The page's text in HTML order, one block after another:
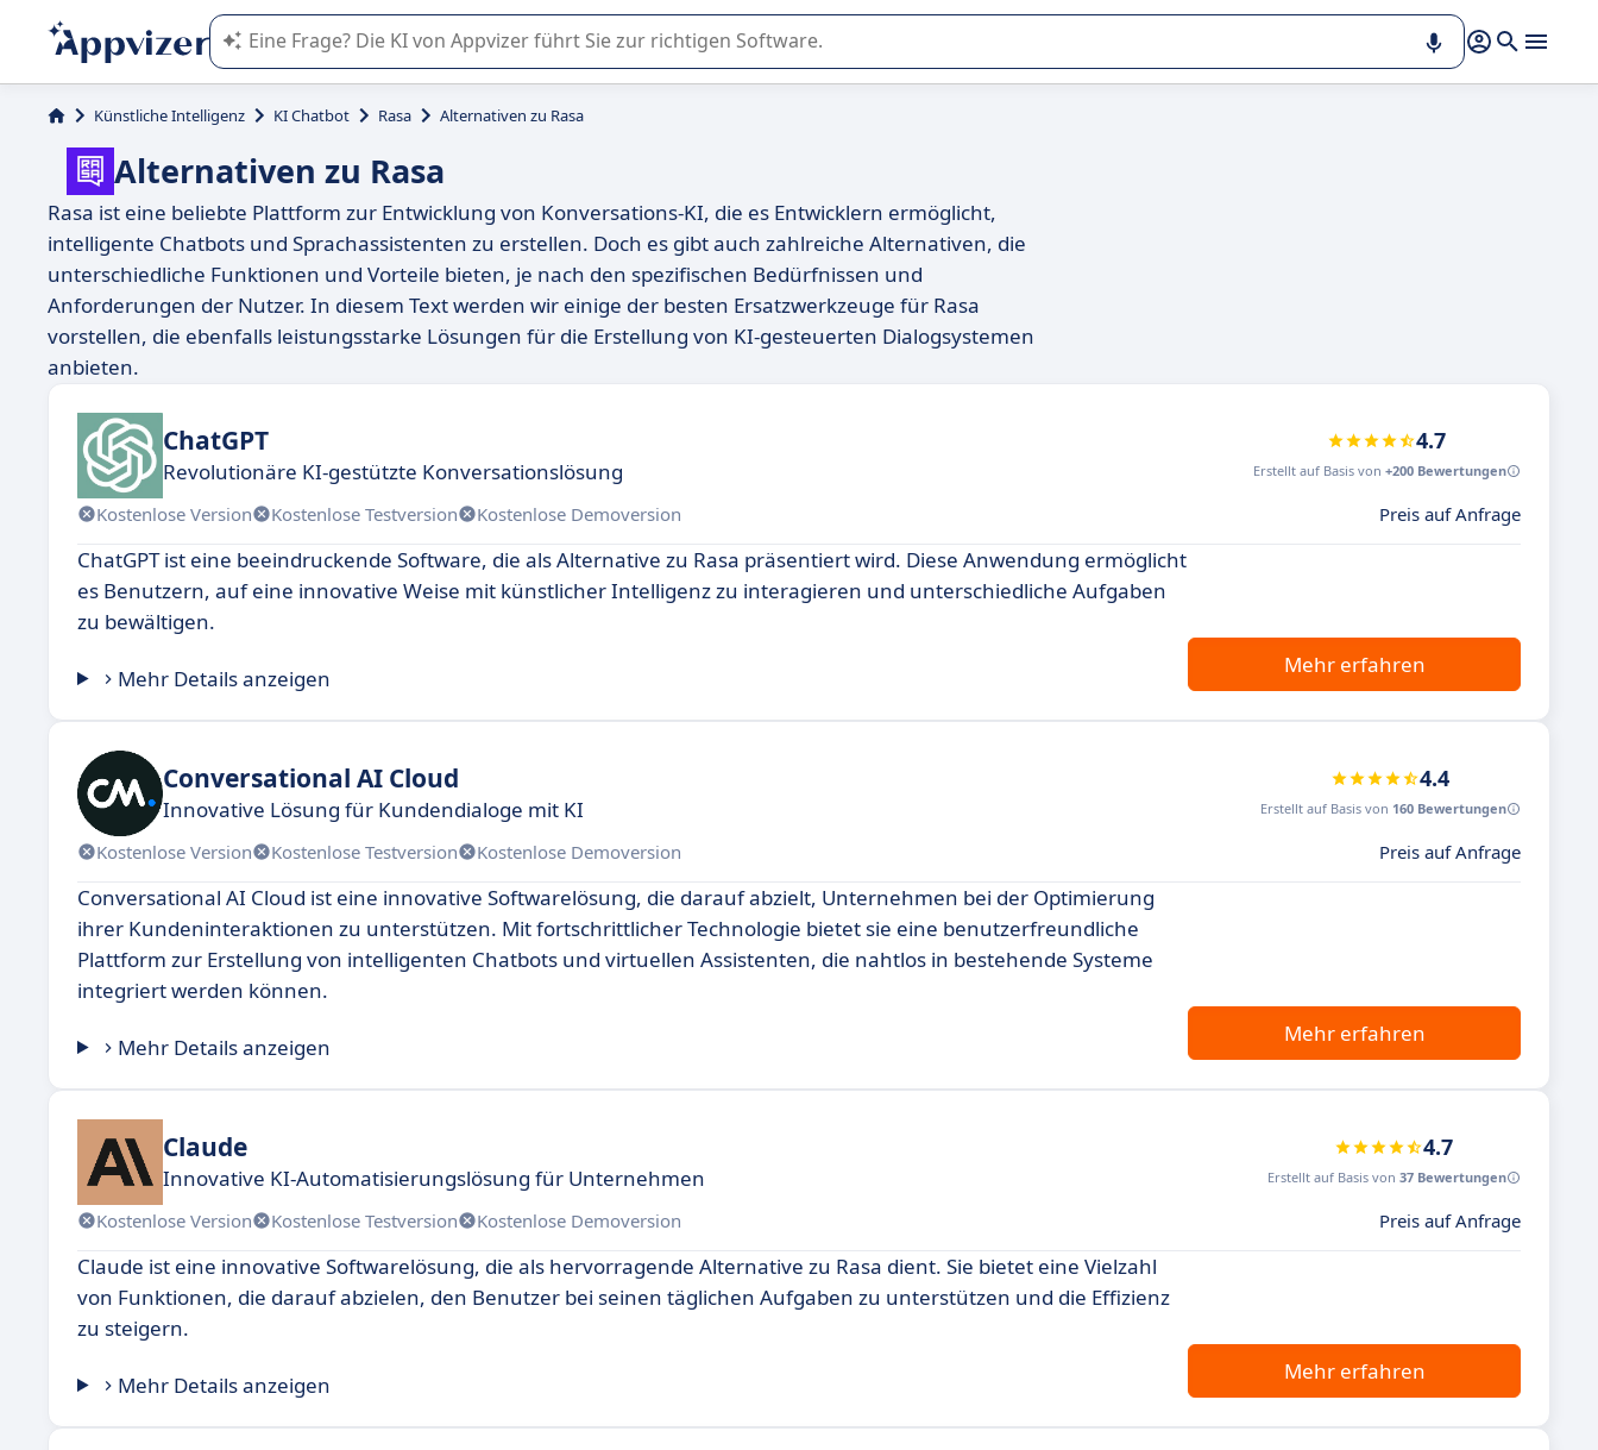
Die KI von Appvizer führt Sie bei der Nutzung oder Auswahl von SaaS-Software in Unternehmen.
Künstliche Intelligenz KI Chatbot Rasa Alternativen zu Rasa
Alternativen zu Rasa
Rasa ist eine beliebte Plattform zur Entwicklung von Konversations-KI, die es Entwicklern ermöglicht,
intelligente Chatbots und Sprachassistenten zu erstellen. Doch es gibt auch zahlreiche Alternativen, die
unterschiedliche Funktionen und Vorteile bieten, je nach den spezifischen Bedürfnissen und
Anforderungen der Nutzer. In diesem Text werden wir einige der besten Ersatzwerkzeuge für Rasa
vorstellen, die ebenfalls leistungsstarke Lösungen für die Erstellung von KI-gesteuerten Dialogsystemen
anbieten.
ChatGPT
Revolutionäre KI-gestützte Konversationslösung
4.7
Erstellt auf Basis von +200 Bewertungen
Kostenlose Version Kostenlose Testversion Kostenlose Demoversion Preis auf Anfrage
ChatGPT ist eine beeindruckende Software, die als Alternative zu Rasa präsentiert wird. Diese Anwendung ermöglicht
es Benutzern, auf eine innovative Weise mit künstlicher Intelligenz zu interagieren und unterschiedliche Aufgaben
zu bewältigen.
Mehr Details anzeigen
Mehr erfahren
Conversational AI Cloud
Innovative Lösung für Kundendialoge mit KI
4.4
Erstellt auf Basis von 160 Bewertungen
Kostenlose Version Kostenlose Testversion Kostenlose Demoversion Preis auf Anfrage
Conversational AI Cloud ist eine innovative Softwarelösung, die darauf abzielt, Unternehmen bei der Optimierung
ihrer Kundeninteraktionen zu unterstützen. Mit fortschrittlicher Technologie bietet sie eine benutzerfreundliche
Plattform zur Erstellung von intelligenten Chatbots und virtuellen Assistenten, die nahtlos in bestehende Systeme
integriert werden können.
Mehr Details anzeigen
Mehr erfahren
Claude
Innovative KI-Automatisierungslösung für Unternehmen
4.7
Erstellt auf Basis von 37 Bewertungen
Kostenlose Version Kostenlose Testversion Kostenlose Demoversion Preis auf Anfrage
Claude ist eine innovative Softwarelösung, die als hervorragende Alternative zu Rasa dient. Sie bietet eine Vielzahl
von Funktionen, die darauf abzielen, den Benutzer bei seinen täglichen Aufgaben zu unterstützen und die Effizienz
zu steigern.
Mehr Details anzeigen
Mehr erfahren